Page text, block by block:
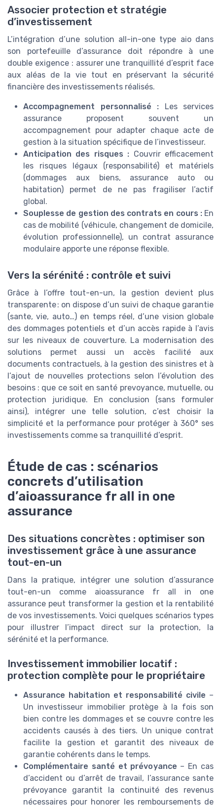
Associer protection et stratégie
d’investissement
L’intégration d’une solution all-in-one type aio dans
son portefeuille d’assurance doit répondre à une
double exigence : assurer une tranquillité d’esprit face
aux aléas de la vie tout en préservant la sécurité
financière des investissements réalisés.
Accompagnement personnalisé : Les services
assurance proposent souvent un
accompagnement pour adapter chaque acte de
gestion à la situation spécifique de l’investisseur.
Anticipation des risques : Couvrir efficacement
les risques légaux (responsabilité) et matériels
(dommages aux biens, assurance auto ou
habitation) permet de ne pas fragiliser l’actif
global.
Souplesse de gestion des contrats en cours :En
cas de mobilité (véhicule, changement de domicile,
évolution professionnelle), un contrat assurance
modulaire apporte une réponse flexible.
Vers la sérénité : contrôle et suivi
Grâce à l’offre tout-en-un, la gestion devient plus
transparente : on dispose d’un suivi de chaque garantie
(sante, vie, auto…) en temps réel, d’une vision globale
des dommages potentiels et d’un accès rapide à l’avis
sur les niveaux de couverture. La modernisation des
solutions permet aussi un accès facilité aux
documents contractuels, à la gestion des sinistres et à
l’ajout de nouvelles protections selon l’évolution des
besoins : que ce soit en santé prevoyance, mutuelle, ou
protection juridique. En conclusion (sans formuler
ainsi), intégrer une telle solution, c’est choisir la
simplicité et la performance pour protéger à 360° ses
investissements comme sa tranquillité d’esprit.
Étude de cas : scénarios
concrets d’utilisation
d’aioassurance fr all in one
assurance
Des situations concrètes : optimiser son
investissement grâce à une assurance
tout-en-un
Dans la pratique, intégrer une solution d’assurance
tout-en-un comme aioassurance fr all in one
assurance peut transformer la gestion et la rentabilité
de vos investissements. Voici quelques scénarios types
pour illustrer l’impact direct sur la protection, la
sérénité et la performance.
Investissement immobilier locatif :
protection complète pour le propriétaire
Assurance habitation et responsabilité civile –
Un investisseur immobilier protège à la fois son
bien contre les dommages et se couvre contre les
accidents causés à des tiers. Un unique contrat
facilite la gestion et garantit des niveaux de
garantie cohérents dans le temps.
Complémentaire santé et prévoyance – En cas
d’accident ou d’arrêt de travail, l’assurance sante
prévoyance garantit la continuité des revenus
nécessaires pour honorer les remboursements de